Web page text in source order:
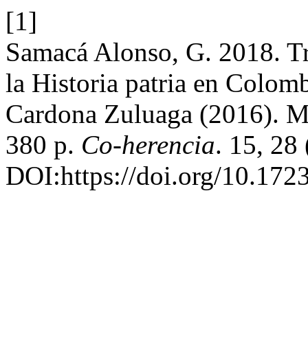
[1]
Samacá Alonso, G. 2018.
la Historia patria en
Cardona Zuluaga (2016).
380 p. Co-herencia. 15, 28
DOI:https://doi.org/